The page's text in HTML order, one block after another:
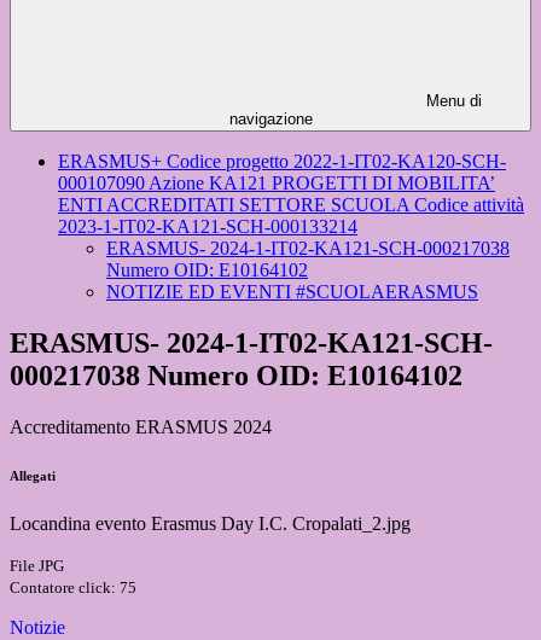
Menu di
navigazione
ERASMUS+ Codice progetto 2022-1-IT02-KA120-SCH-
000107090 Azione KA121 PROGETTI DI MOBILITA’
ENTI ACCREDITATI SETTORE SCUOLA Codice attività
2023-1-IT02-KA121-SCH-000133214
ERASMUS- 2024-1-IT02-KA121-SCH-000217038
Numero OID: E10164102
NOTIZIE ED EVENTI #SCUOLAERASMUS
ERASMUS- 2024-1-IT02-KA121-SCH-
000217038 Numero OID: E10164102
Accreditamento ERASMUS 2024
Allegati
Locandina evento Erasmus Day I.C. Cropalati_2.jpg
File JPG
Contatore click: 75
Notizie